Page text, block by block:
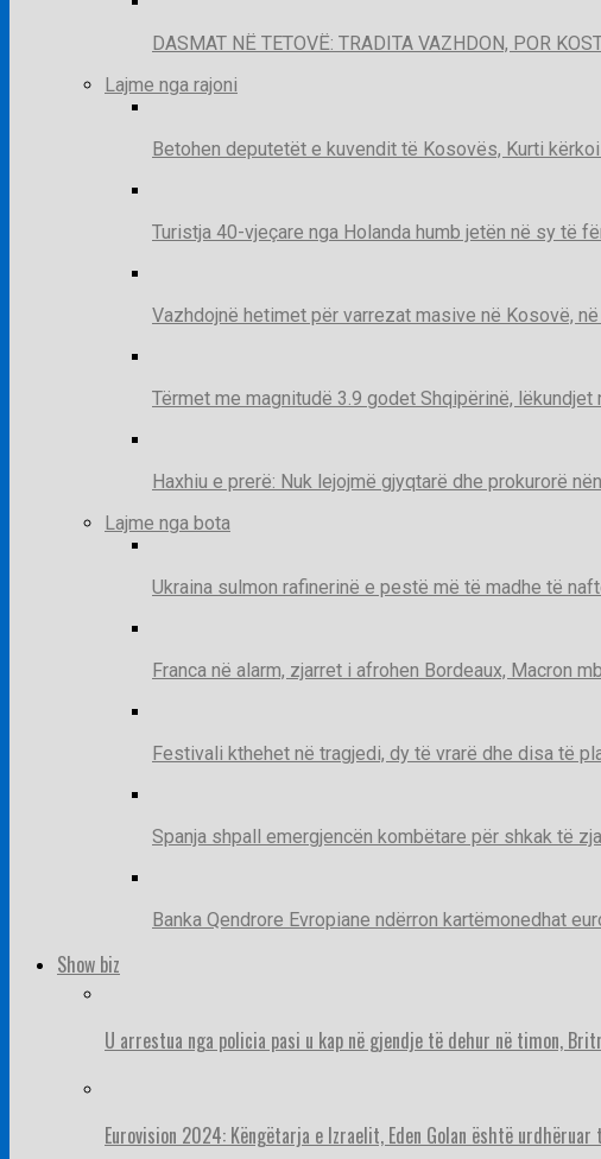
DASMAT NË TETOVË: TRADITA VAZHDON, POR
Lajme nga rajoni
Betohen deputetët e kuvendit të Kosovës, Kurti
Turistja 40-vjeçare nga Holanda humb jetën në sy të
Vazhdojnë hetimet për varrezat masive në Kosovë,
Tërmet me magnitudë 3.9 godet Shqipërinë, lëkundjet
Haxhiu e prerë: Nuk lejojmë gjyqtarë dhe prokurorë
Lajme nga bota
Ukraina sulmon rafinerinë e pestë më të madhe të
Franca në alarm, zjarret i afrohen Bordeaux, Macron
Festivali kthehet në tragjedi, dy të vrarë dhe disa të
Spanja shpall emergjencën kombëtare për shkak të
Banka Qendrore Evropiane ndërron kartëmonedhat
Show biz
U arrestua nga policia pasi u kap në gjendje të dehur në timon,
Eurovision 2024: Këngëtarja e Izraelit, Eden Golan është